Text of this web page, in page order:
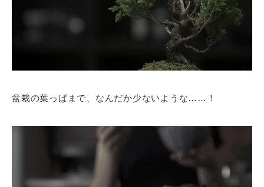
盆栽の葉っぱまで、なんだか少ないような……！